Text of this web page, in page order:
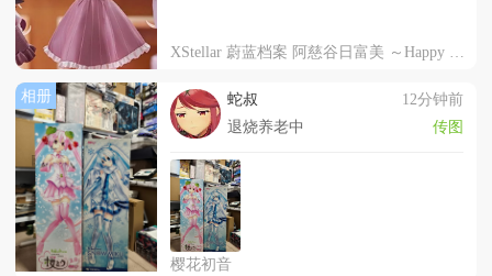
相册 蛇叔
12分钟前
退烧养老中
传图
樱花初音